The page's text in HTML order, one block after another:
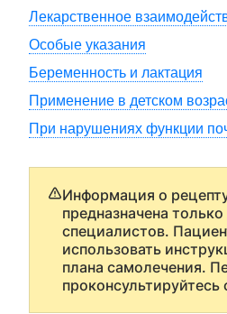
Лекарственное
Особые указания
Беременность и лактация
Применение в детском
При нарушениях функции
Информация о
предназначена только
специалистов.
использовать
плана самолечения.
проконсультируйтесь